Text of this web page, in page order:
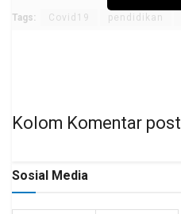
Tags: Covid19 pendidikan
Kolom Komentar post
Sosial Media